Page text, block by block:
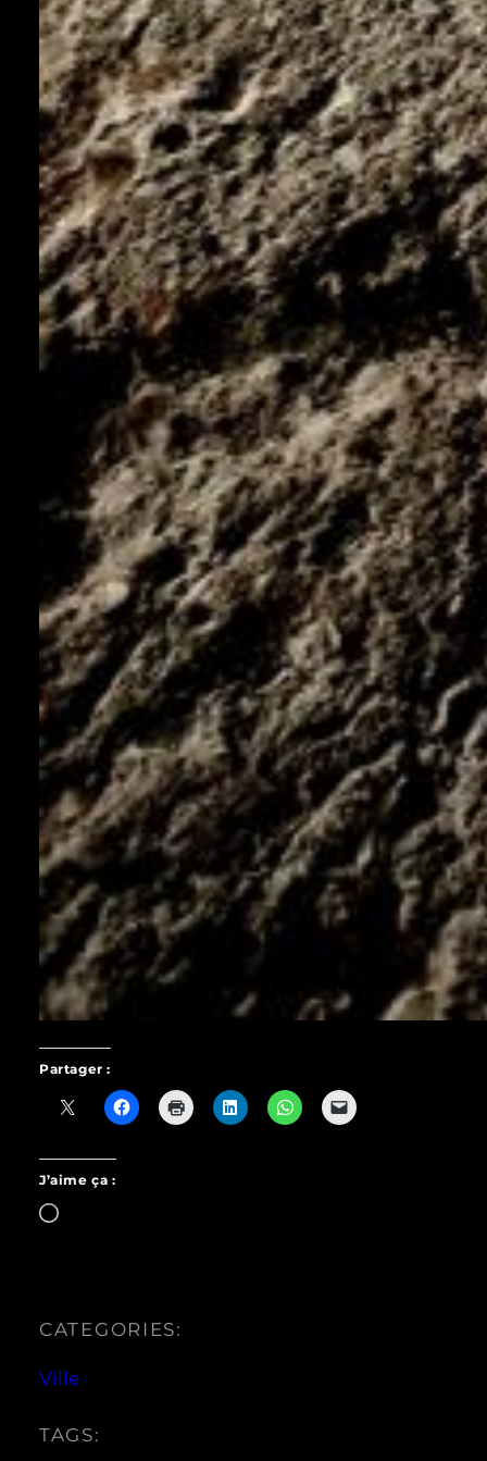
Partager :
J’aime ça :
Chargement…
CATEGORIES:
Ville
TAGS: